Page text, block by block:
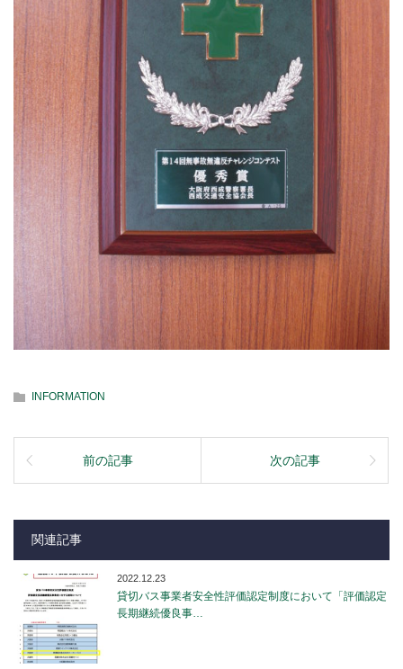
INFORMATION
前の記事 次の記事
関連記事
2022.12.23
貸切バス事業者安全性評価認定制度において「評価認定
長期継続優良事…